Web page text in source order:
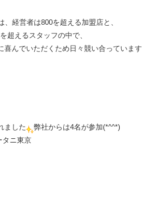
、経営者は800を超える加盟店と、
超えるスタッフの中で、
喜んでいただくため日々競い合っています
ました
弊社からは4名が参加(*^^*)
タニ東京